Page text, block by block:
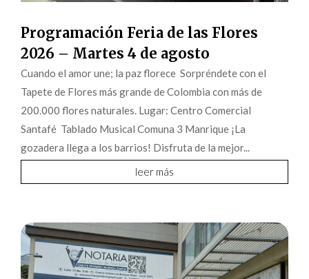
Programación Feria de las Flores
2026 – Martes 4 de agosto
Cuando el amor une; la paz florece Sorpréndete con el
Tapete de Flores más grande de Colombia con más de
200.000 flores naturales. Lugar: Centro Comercial
Santafé Tablado Musical Comuna 3 Manrique ¡La
gozadera llega a los barrios! Disfruta de la mejor...
leer más